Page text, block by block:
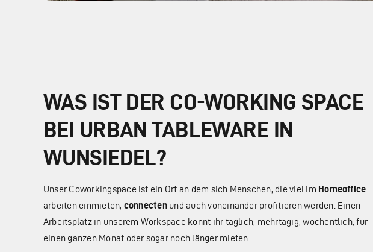
WAS IST DER CO-WORKING SPACE
BEI URBAN TABLEWARE IN
WUNSIEDEL?
Unser Coworkingspace ist ein Ort an dem sich Menschen, die viel im Homeoffice
arbeiten einmieten, connectenund auch voneinander profitieren werden. Einen
Arbeitsplatz in unserem Workspace könnt ihr täglich, mehrtägig, wöchentlich, für
einen ganzen Monat oder sogar noch länger mieten.